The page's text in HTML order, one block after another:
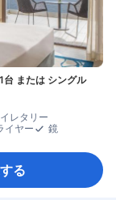
台 または シングル
イレタリー
イヤー
鏡
る